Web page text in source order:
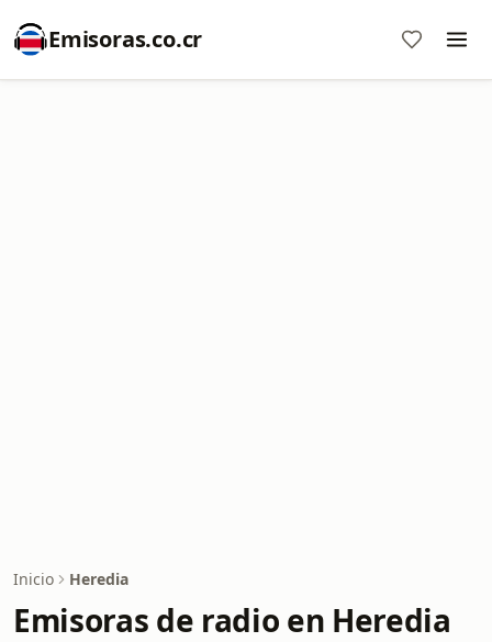
Emisoras.co.cr
Inicio Heredia
Emisoras de radio en Heredia